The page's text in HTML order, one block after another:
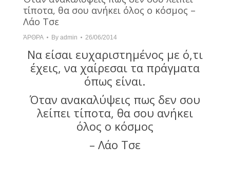
τίποτα, θα σου ανήκει όλος ο κόσμος –
Λάο Τσε
ΆΡΘΡΑ By admin 26/06/2014
Να είσαι ευχαριστημένος με ό,τι
έχεις, να χαίρεσαι τα πράγματα
όπως είναι.
Όταν ανακαλύψεις πως δεν σου
λείπει τίποτα, θα σου ανήκει
όλος ο κόσμος
– Λάο Τσε